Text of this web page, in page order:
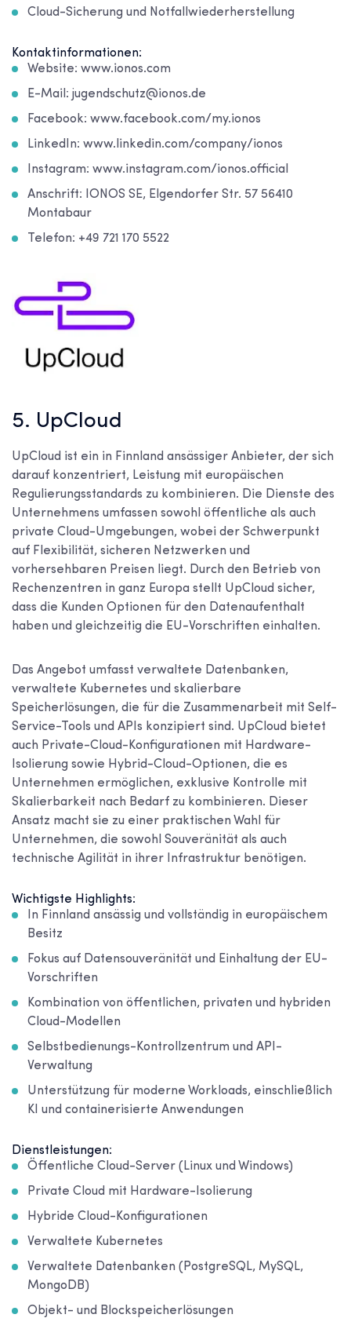
Cloud-Sicherung und Notfallwiederherstellung
Kontaktinformationen:
Website: www.ionos.com
E-Mail: jugendschutz@ionos.de
Facebook: www.facebook.com/my.ionos
LinkedIn: www.linkedin.com/company/ionos
Instagram: www.instagram.com/ionos.official
Anschrift: IONOS SE, Elgendorfer Str. 57 56410
Montabaur
Telefon: +49 721 170 5522
5. UpCloud
UpCloud ist ein in Finnland ansässiger Anbieter, der sich
darauf konzentriert, Leistung mit europäischen
Regulierungsstandards zu kombinieren. Die Dienste des
Unternehmens umfassen sowohl öffentliche als auch
private Cloud-Umgebungen, wobei der Schwerpunkt
auf Flexibilität, sicheren Netzwerken und
vorhersehbaren Preisen liegt. Durch den Betrieb von
Rechenzentren in ganz Europa stellt UpCloud sicher,
dass die Kunden Optionen für den Datenaufenthalt
haben und gleichzeitig die EU-Vorschriften einhalten.
Das Angebot umfasst verwaltete Datenbanken,
verwaltete Kubernetes und skalierbare
Speicherlösungen, die für die Zusammenarbeit mit Self-
Service-Tools und APIs konzipiert sind. UpCloud bietet
auch Private-Cloud-Konfigurationen mit Hardware-
Isolierung sowie Hybrid-Cloud-Optionen, die es
Unternehmen ermöglichen, exklusive Kontrolle mit
Skalierbarkeit nach Bedarf zu kombinieren. Dieser
Ansatz macht sie zu einer praktischen Wahl für
Unternehmen, die sowohl Souveränität als auch
technische Agilität in ihrer Infrastruktur benötigen.
Wichtigste Highlights:
In Finnland ansässig und vollständig in europäischem
Besitz
Fokus auf Datensouveränität und Einhaltung der EU-
Vorschriften
Kombination von öffentlichen, privaten und hybriden
Cloud-Modellen
Selbstbedienungs-Kontrollzentrum und API-
Verwaltung
Unterstützung für moderne Workloads, einschließlich
KI und containerisierte Anwendungen
Dienstleistungen:
Öffentliche Cloud-Server (Linux und Windows)
Private Cloud mit Hardware-Isolierung
Hybride Cloud-Konfigurationen
Verwaltete Kubernetes
Verwaltete Datenbanken (PostgreSQL, MySQL,
MongoDB)
Objekt- und Blockspeicherlösungen